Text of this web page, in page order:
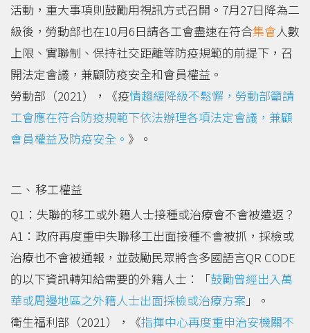
活動，重大事項則鼓勵用視訊方式召開。7月27日降為二
級後，勞動部也在10月6日請各工會盡速在符合集會人數
上限、實聯制、保持社交距離等防疫規範的前提下，召
開法定會議，兼顧防疫安全和會員權益。
勞動部（2021），《疫情趨緩降級不鬆懈，勞動部籲請
工會應在符合防疫規範下依法辦理各項法定會議，兼顧
會員權益及防疫安全。 》。
移工權益
Q1：失聯的移工或外籍人士接種或治療會不會被遣返？
A1：政府再度重申失聯移工出面接種不會被抓，採檢或
治療也不會被通報，並鼓勵民眾將含多國語言QR CODE
的以下資訊轉知給需要的外籍人士：「鼓勵曾經出入萬
華或周邊地區之外籍人士出面採檢或治療方案 」。
衛生福利部（2021），《指揮中心再度重申治安機關不